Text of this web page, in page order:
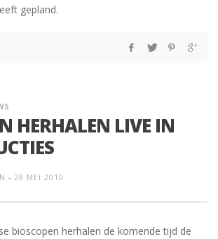
gepland.
HERHALEN LIVE IN
- 28 MEI 2010
bioscopen herhalen de komende tijd de